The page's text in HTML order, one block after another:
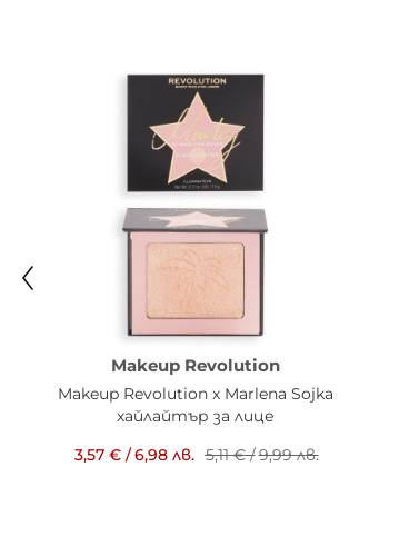
Makeup Revolution
Makeup Revolution x Marlena Sojka
хайлайтър за лице
3,57 €/6,98 лв. 5,11 €/9,99 лв.